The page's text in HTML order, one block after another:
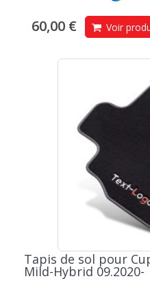
60,00 € Voir
Tapis de sol pour
Mild-Hybrid 09.2020-